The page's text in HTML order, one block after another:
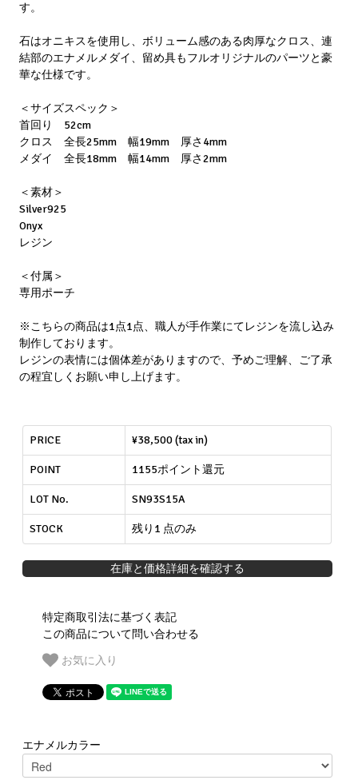
す。
石はオニキスを使用し、ボリューム感のある肉厚なクロス、連
結部のエナメルメダイ、留め具もフルオリジナルのパーツと豪
華な仕様です。
＜サイズスペック＞
首回り 52cm
クロス 全長25mm 幅19mm 厚さ4mm
メダイ 全長18mm 幅14mm 厚さ2mm
＜素材＞
Silver925
Onyx
レジン
＜付属＞
専用ポーチ
※こちらの商品は1点1点、職人が手作業にてレジンを流し込み
制作しております。
レジンの表情には個体差がありますので、予めご理解、ご了承
の程宜しくお願い申し上げます。
PRICE ¥38,500 (tax in)
POINT 1155ポイント還元
LOT No. SN93S15A
STOCK 残り1 点のみ
在庫と価格詳細を確認する
特定商取引法に基づく表記
この商品について問い合わせる
お気に入り
エナメルカラー